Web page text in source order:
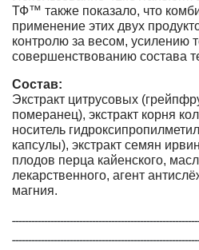
ТФ™ также показало, что
применение этих двух
контролю за весом, усилению
совершенствованию состава
Состав:
Экстракт цитрусовых
померанец), экстракт корня
носитель
капсулы), экстракт семян
плодов перца кайенского,
лекарственного, агент
магния.